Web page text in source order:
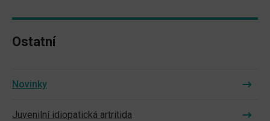
Ostatní
Novinky
Juvenilní idiopatická artritida